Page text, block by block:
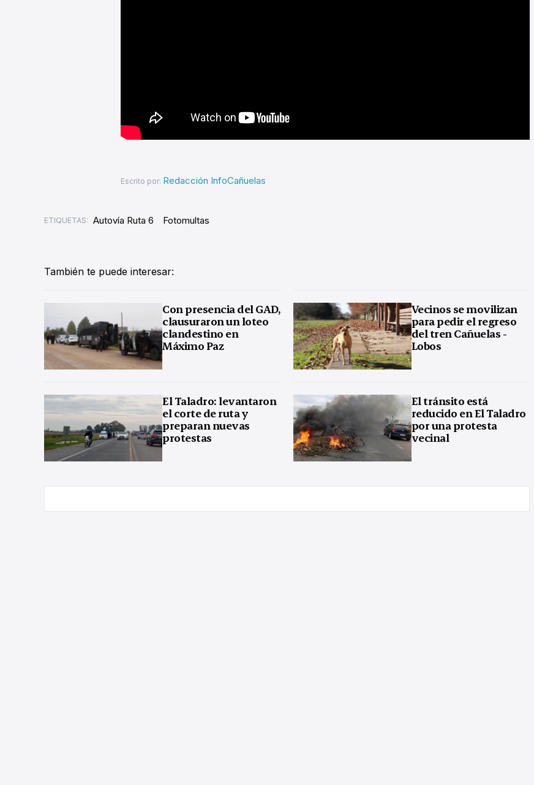
Escrito por: Redacción InfoCañuelas
ETIQUETAS: Autovía Ruta 6 Fotomultas
También te puede interesar:
Con presencia del GAD,
clausuraron un loteo
clandestino en
Máximo Paz
Vecinos se movilizan
para pedir el regreso
del tren Cañuelas -
Lobos
El Taladro: levantaron
el corte de ruta y
preparan nuevas
protestas
El tránsito está
reducido en El Taladro
por una protesta
vecinal